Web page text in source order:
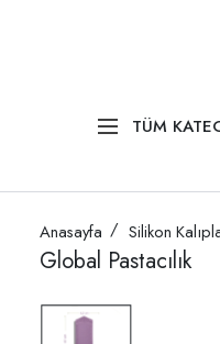
TÜM
Anasayfa Silikon
Global Pastacılık